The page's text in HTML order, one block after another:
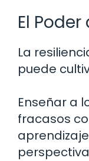
El
La
puede
Enseñar a
fracasos